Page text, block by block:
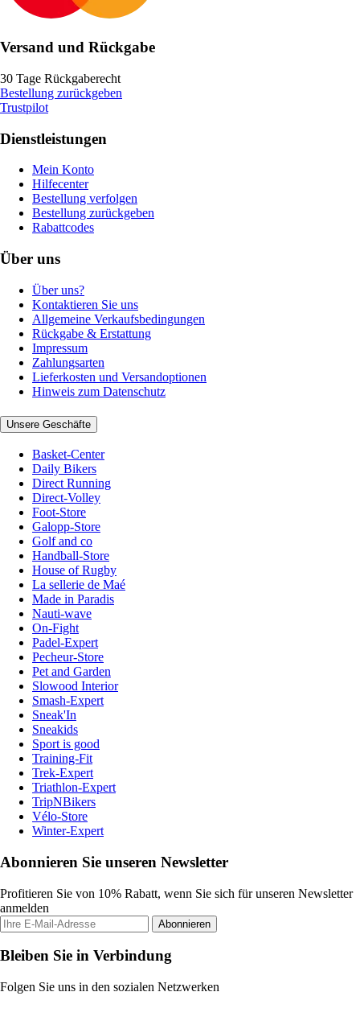
Versand und Rückgabe
30 Tage Rückgaberecht
Bestellung zurückgeben
Trustpilot
Dienstleistungen
Mein Konto
Hilfecenter
Bestellung verfolgen
Bestellung zurückgeben
Rabattcodes
Über uns
Über uns?
Kontaktieren Sie uns
Allgemeine Verkaufsbedingungen
Rückgabe & Erstattung
Impressum
Zahlungsarten
Lieferkosten und Versandoptionen
Hinweis zum Datenschutz
Unsere Geschäfte
Basket-Center
Daily Bikers
Direct Running
Direct-Volley
Foot-Store
Galopp-Store
Golf and co
Handball-Store
House of Rugby
La sellerie de Maé
Made in Paradis
Nauti-wave
On-Fight
Padel-Expert
Pecheur-Store
Pet and Garden
Slowood Interior
Smash-Expert
Sneak'In
Sneakids
Sport is good
Training-Fit
Trek-Expert
Triathlon-Expert
TripNBikers
Vélo-Store
Winter-Expert
Abonnieren Sie unseren Newsletter
Profitieren Sie von 10% Rabatt, wenn Sie sich für unseren Newsletter
anmelden
Abonnieren
Bleiben Sie in Verbindung
Folgen Sie uns in den sozialen Netzwerken